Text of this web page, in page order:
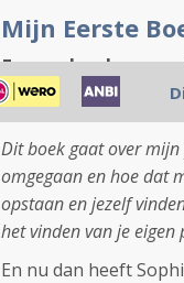
Mijn Eerste
Een verhaal over
Bestel mijn boek
Dit boek gaat over
omgegaan en hoe dat
opstaan en jezelf
het vinden van je eigen
En nu dan heeft